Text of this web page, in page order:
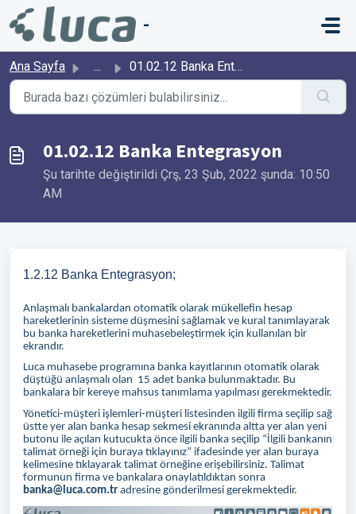
Ana içeriğe geç
-
Ana Sayfa ... 01.02.12 Banka Entegrasyon
01.02.12 Banka Entegrasyon
Şu tarihte değiştirildi Çrş, 23 Şub, 2022 şunda: 10:50
AM
1.2.12 Banka Entegrasyon;
Anlaşmalı bankalardan otomatik olarak mükellefin hesap
hareketlerinin sisteme düşmesini sağlamak ve kural tanımlayarak
bu banka hareketlerini muhasebeleştirmek için kullanılan bir
ekrandır.
Luca muhasebe programına banka kayıtlarının otomatik olarak
düştüğü anlaşmalı olan 15 adet banka bulunmaktadır. Bu
bankalara bir kereye mahsus tanımlama yapılması gerekmektedir.
Yönetici-müşteri işlemleri-müşteri listesinden ilgili firma seçilip sağ
üstte yer alan banka hesap sekmesi ekranında altta yer alan yeni
butonu ile açılan kutucukta önce ilgili banka seçilip “İlgili bankanın
talimat örneği için buraya tıklayınız” ifadesinde yer alan buraya
kelimesine tıklayarak talimat örneğine erişebilirsiniz. Talimat
formunun firma ve bankalara onaylatıldıktan sonra
banka@luca.com.tr adresine gönderilmesi gerekmektedir.